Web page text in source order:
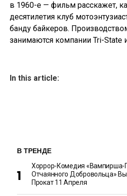
в 1960-е — фильм расскажет,
десятилетия клуб
банду байкеров.
занимаются компании Tri-State
In this article:
В ТРЕНДЕ
Хоррор-Комедия «Вампирша-
Отчаянного Добровольца»
Прокат 11 Апреля